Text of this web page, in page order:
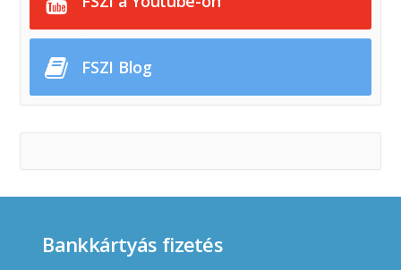
FSZI Blog
Bankkártyás fizetés